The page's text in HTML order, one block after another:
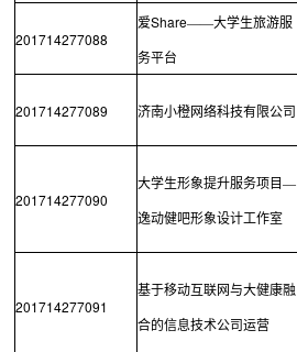
201714277088
爱Share——大学生旅游服
务平台
201714277089 济南小橙网络科技有限公司
201714277090
大学生形象提升服务项目—
逸动健吧形象设计工作室
201714277091
基于移动互联网与大健康融
合的信息技术公司运营